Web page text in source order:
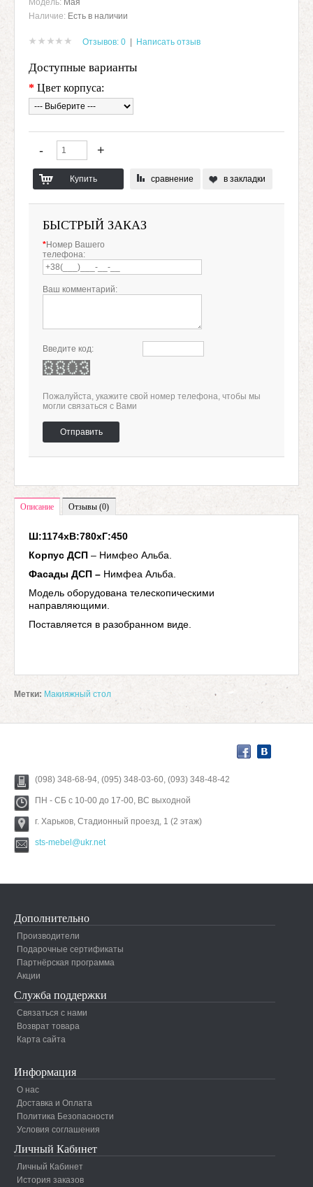
Модель: Мая
Наличие: Есть в наличии
Отзывов: 0 Написать отзыв
Доступные варианты
* Цвет корпуса:
сравнение в закладки
БЫСТРЫЙ ЗАКАЗ
*Номер Вашего
телефона:
Ваш комментарий:
Введите код:
Пожалуйста, укажите свой номер телефона, чтобы мы
могли связаться с Вами
Отправить
Описание Отзывы (0)
Ш:1174хВ:780хГ:450
Корпус ДСП – Нимфео Альба.
Фасады ДСП – Нимфеа Альба.
Модель оборудована телескопическими
направляющими.
Поставляется в разобранном виде.
Метки: Макияжный стол
(098) 348-68-94, (095) 348-03-60, (093) 348-48-42
ПН - СБ с 10-00 до 17-00, ВС выходной
г. Харьков, Стадионный проезд, 1 (2 этаж)
sts-mebel@ukr.net
Дополнительно
Производители
Подарочные сертификаты
Партнёрская программа
Акции
Служба поддержки
Связаться с нами
Возврат товара
Карта сайта
Информация
О нас
Доставка и Оплата
Политика Безопасности
Условия соглашения
Личный Кабинет
Личный Кабинет
История заказов